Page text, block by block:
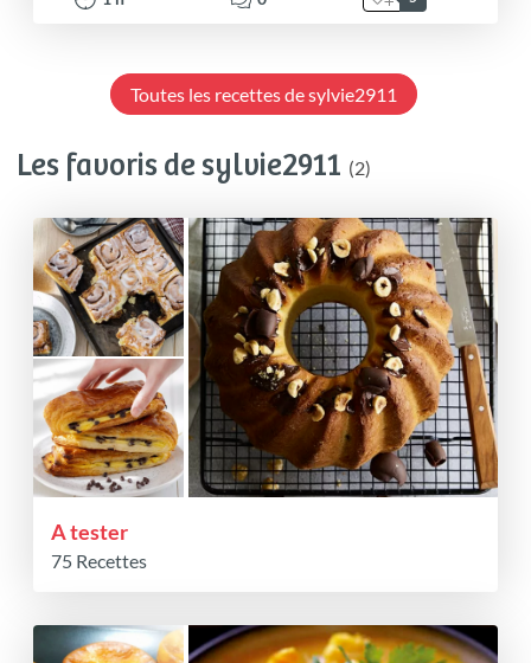
Toutes les recettes de sylvie2911
Les favoris de sylvie2911 (2)
A tester
75 Recettes